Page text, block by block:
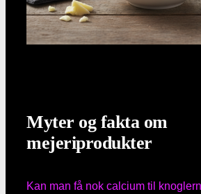
Myter og fakta om
mejeriprodukter
Kan man få nok calcium til